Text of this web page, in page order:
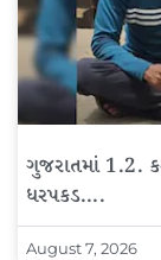
ગુજરાતમાં 1.2.
ધરપકડ….
August 7, 2026